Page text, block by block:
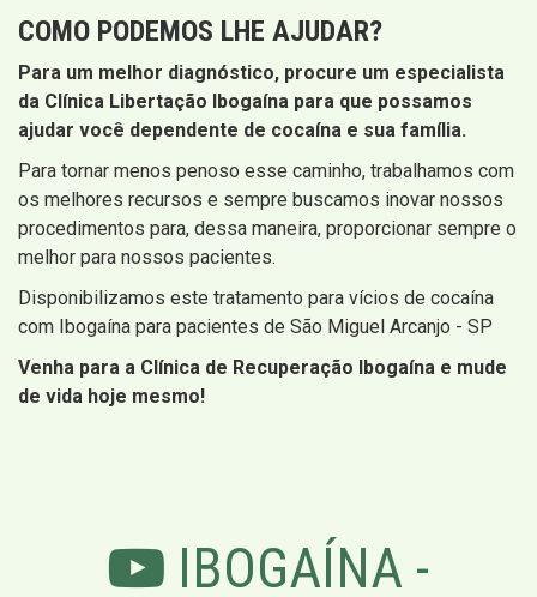
COMO PODEMOS LHE AJUDAR?
Para um melhor diagnóstico, procure um especialista
da Clínica Libertação Ibogaína para que possamos
ajudar você dependente de cocaína e sua família.
Para tornar menos penoso esse caminho, trabalhamos com
os melhores recursos e sempre buscamos inovar nossos
procedimentos para, dessa maneira, proporcionar sempre o
melhor para nossos pacientes.
Disponibilizamos este tratamento para vícios de cocaína
com Ibogaína para pacientes de São Miguel Arcanjo - SP
Venha para a Clínica de Recuperação Ibogaína e mude
de vida hoje mesmo!
IBOGAÍNA -